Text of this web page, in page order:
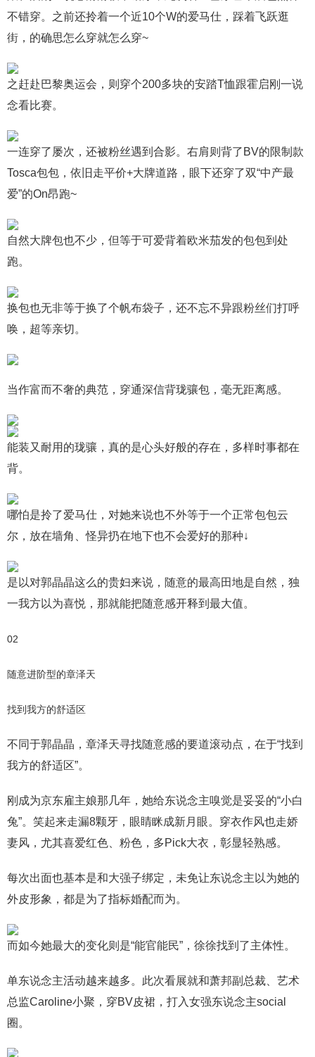
不错穿。之前还拎着一个近10个W的爱马仕，踩着飞跃逛
街，的确思怎么穿就怎么穿~
之赶赴巴黎奥运会，则穿个200多块的安踏T恤跟霍启刚一说
念看比赛。
一连穿了屡次，还被粉丝遇到合影。右肩则背了BV的限制款
Tosca包包，依旧走平价+大牌道路，眼下还穿了双“中产最
爱”的On昂跑~
自然大牌包也不少，但等于可爱背着欧米茄发的包包到处
跑。
换包也无非等于换了个帆布袋子，还不忘不异跟粉丝们打呼
唤，超等亲切。
当作富而不奢的典范，穿通深信背珑骧包，毫无距离感。
能装又耐用的珑骧，真的是心头好般的存在，多样时事都在
背。
哪怕是拎了爱马仕，对她来说也不外等于一个正常包包云
尔，放在墙角、怪异扔在地下也不会爱好的那种↓
是以对郭晶晶这么的贵妇来说，随意的最高田地是自然，独
一我方以为喜悦，那就能把随意感开释到最大值。
02
随意进阶型的章泽天
找到我方的舒适区
不同于郭晶晶，章泽天寻找随意感的要道滚动点，在于“找到
我方的舒适区”。
刚成为京东雇主娘那几年，她给东说念主嗅觉是妥妥的“小白
兔”。笑起来走漏8颗牙，眼睛眯成新月眼。穿衣作风也走娇
妻风，尤其喜爱红色、粉色，多Pick大衣，彰显轻熟感。
每次出面也基本是和大强子绑定，未免让东说念主以为她的
外皮形象，都是为了指标婚配而为。
而如今她最大的变化则是“能官能民”，徐徐找到了主体性。
单东说念主活动越来越多。此次看展就和萧邦副总裁、艺术
总监Caroline小聚，穿BV皮裙，打入女强东说念主social
圈。